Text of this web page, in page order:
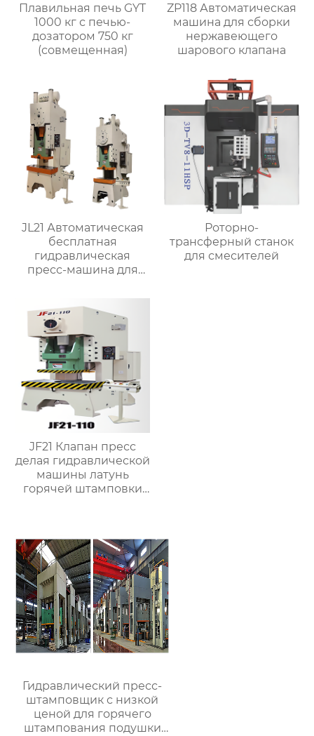
Плавильная печь GYT
1000 кг с печью-
дозатором 750 кг
(совмещенная)
ZP118 Автоматическая
машина для сборки
нержавеющего
шарового клапана
JL21 Автоматическая
бесплатная
гидравлическая
пресс-машина для
Роторно-
трансферный станок
для смесителей
JF21 Клапан пресс
делая гидравлической
машины латунь
горячей штамповки
Гидравлический пресс-
штамповщик с низкой
ценой для горячего
штампования подушки